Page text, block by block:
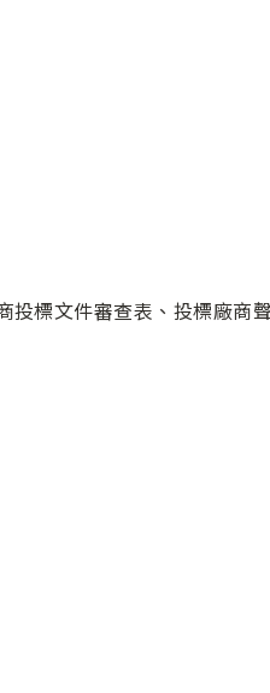
投標文件審查表、投標廠商